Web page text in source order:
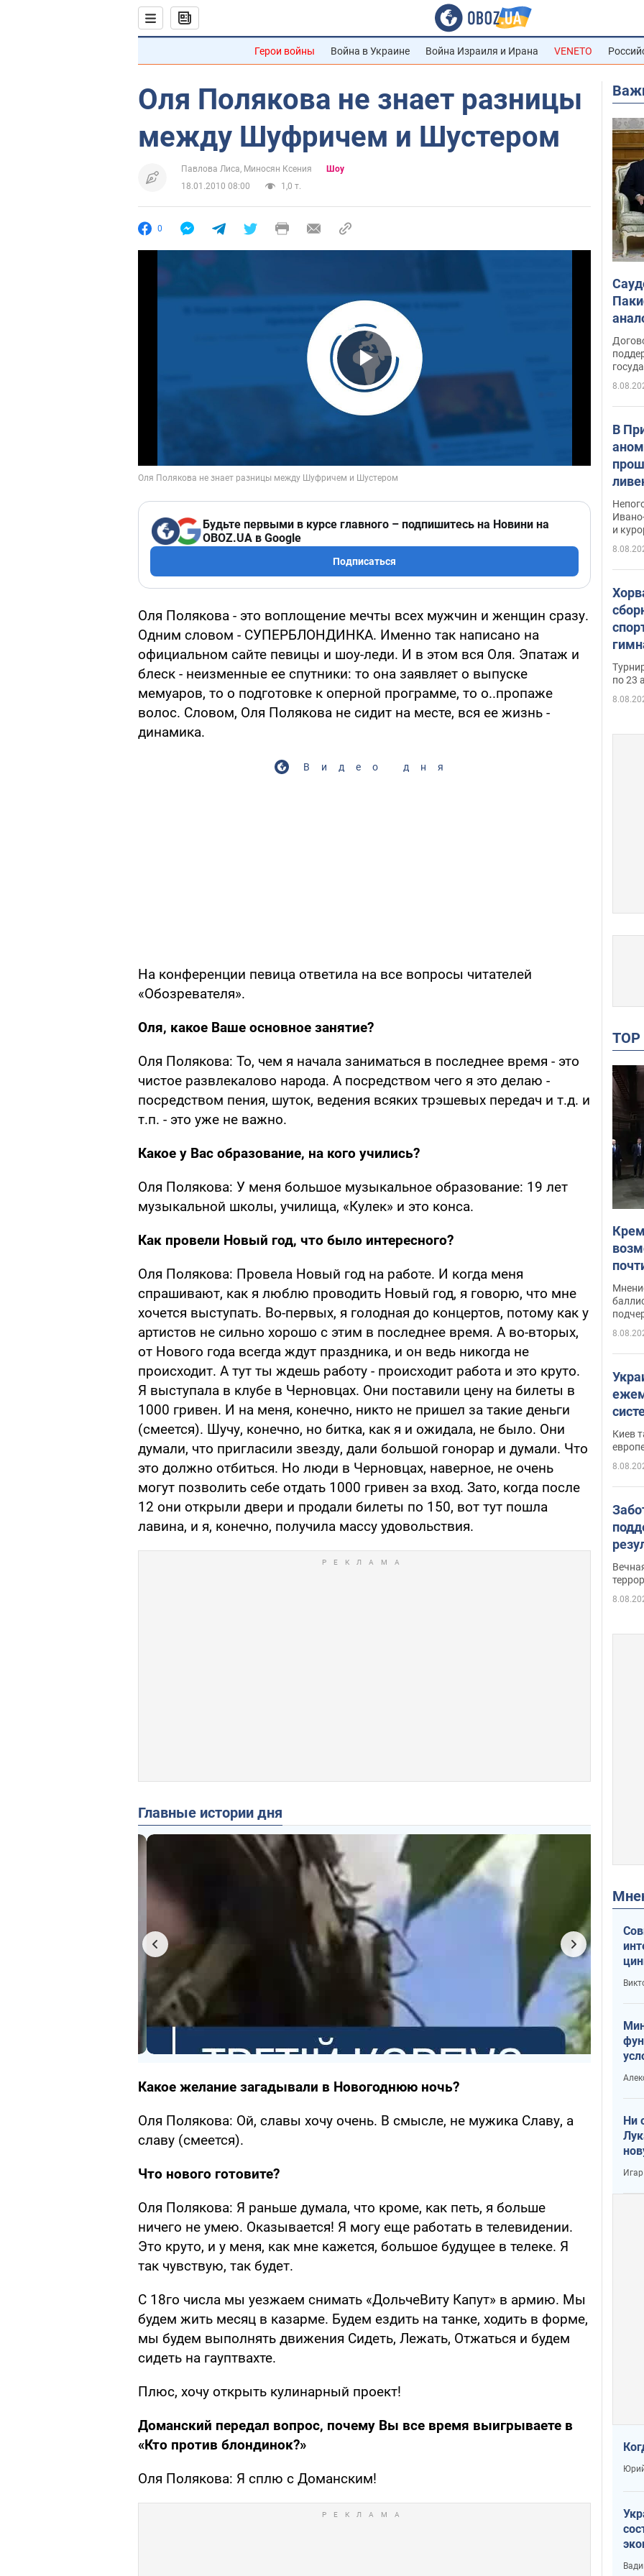
Герои войны Война в Украине Война Израиля и Ирана VENETO
Оля Полякова не знает разницы
между Шуфричем и Шустером
Павлова Лиса, Миносян Ксения
Шоу
18.01.2010 08:00
1,0 т.
0
Play Video
Будьте первыми в курсе главного – подпишитесь на Новини на
OBOZ.UA в Google
Подписаться
Оля Полякова - это воплощение мечты всех мужчин и женщин сразу.
Одним словом - СУПЕРБЛОНДИНКА. Именно так написано на
официальном сайте певицы и шоу-леди. И в этом вся Оля. Эпатаж и
блеск - неизменные ее спутники: то она заявляет о выпуске
мемуаров, то о подготовке к оперной программе, то о..пропаже
волос. Словом, Оля Полякова не сидит на месте, вся ее жизнь -
динамика.
Видео дня
На конференции певица ответила на все вопросы читателей
«Обозревателя».
Оля, какое Ваше основное занятие?
Оля Полякова: То, чем я начала заниматься в последнее время - это
чистое развлекалово народа. А посредством чего я это делаю -
посредством пения, шуток, ведения всяких трэшевых передач и т.д. и
т.п. - это уже не важно.
Какое у Вас образование, на кого учились?
Оля Полякова: У меня большое музыкальное образование: 19 лет
музыкальной школы, училища, «Кулек» и это конса.
Как провели Новый год, что было интересного?
Оля Полякова: Провела Новый год на работе. И когда меня
спрашивают, как я люблю проводить Новый год, я говорю, что мне
хочется выступать. Во-первых, я голодная до концертов, потому как у
артистов не сильно хорошо с этим в последнее время. А во-вторых,
от Нового года всегда ждут праздника, и он ведь никогда не
происходит. А тут ты ждешь работу - происходит работа и это круто.
Я выступала в клубе в Черновцах. Они поставили цену на билеты в
1000 гривен. И на меня, конечно, никто не пришел за такие деньги
(смеется). Шучу, конечно, но битка, как я и ожидала, не было. Они
думали, что пригласили звезду, дали большой гонорар и думали. Что
это должно отбиться. Но люди в Черновцах, наверное, не очень
могут позволить себе отдать 1000 гривен за вход. Зато, когда после
12 они открыли двери и продали билеты по 150, вот тут пошла
лавина, и я, конечно, получила массу удовольствия.
Главные истории дня
Какое желание загадывали в Новогоднюю ночь?
Оля Полякова: Ой, славы хочу очень. В смысле, не мужика Славу, а
славу (смеется).
Что нового готовите?
Оля Полякова: Я раньше думала, что кроме, как петь, я больше
ничего не умею. Оказывается! Я могу еще работать в телевидении.
Это круто, и у меня, как мне кажется, большое будущее в телеке. Я
так чувствую, так будет.
С 18го числа мы уезжаем снимать «ДольчеВиту Капут» в армию. Мы
будем жить месяц в казарме. Будем ездить на танке, ходить в форме,
мы будем выполнять движения Сидеть, Лежать, Отжаться и будем
сидеть на гауптвахте.
Плюс, хочу открыть кулинарный проект!
Доманский передал вопрос, почему Вы все время выигрываете в
«Кто против блондинок?»
Оля Полякова: Я сплю с Доманским!
В
и
на
по 23
Киев
Ни